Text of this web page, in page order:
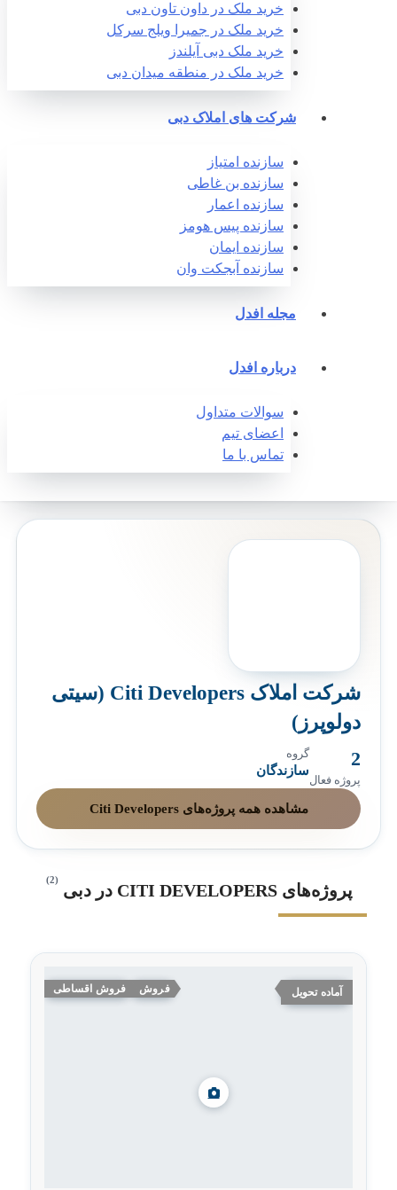
خرید ملک در داون تاون دبی
خرید ملک در جمیرا ویلج سرکل
خرید ملک دبی آیلندز
خرید ملک در منطقه میدان دبی
شرکت های املاک دبی
سازنده امتیاز
سازنده بن غاطی
سازنده اعمار
سازنده پیس هومز
سازنده ایمان
سازنده آبجکت وان‎
مجله افدل
درباره افدل
سوالات متداول
اعضای تیم
تماس با ما
شرکت املاک Citi Developers (سیتی
دولوپرز)
پروژه فعال
گروه
سازندگان
مشاهده همه پروژه‌های Citi Developers
پروژه‌های CITI DEVELOPERS در دبی
آماده تحویل فروش فروش اقساطی